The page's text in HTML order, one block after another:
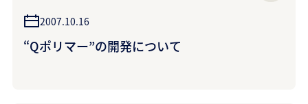
2007.10.16
“Qポリマー”の開発について